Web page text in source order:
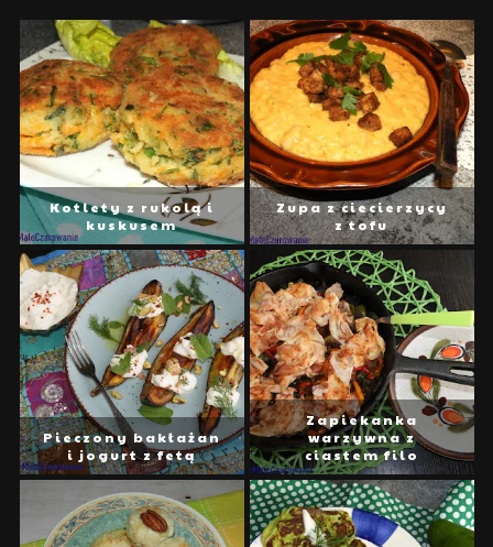
Kotlety z rukolą i
kuskusem
Zupa z ciecierzycy
z tofu
Pieczony bakłażan
i jogurt z fetą
Zapiekanka
warzywna z
ciastem filo